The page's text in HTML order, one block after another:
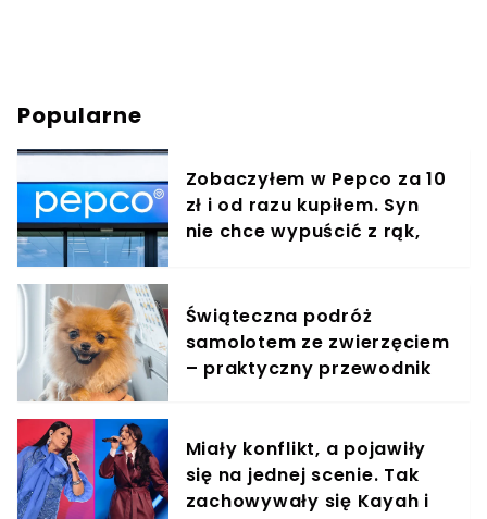
Popularne
Zobaczyłem w Pepco za 10
zł i od razu kupiłem. Syn
nie chce wypuścić z rąk,
Świąteczna podróż
samolotem ze zwierzęciem
– praktyczny przewodnik
Miały konflikt, a pojawiły
się na jednej scenie. Tak
zachowywały się Kayah i